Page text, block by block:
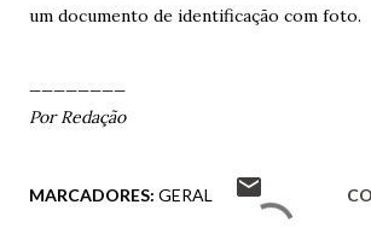
um documento de identificação com foto.
Por Redação
MARCADORES: GERAL